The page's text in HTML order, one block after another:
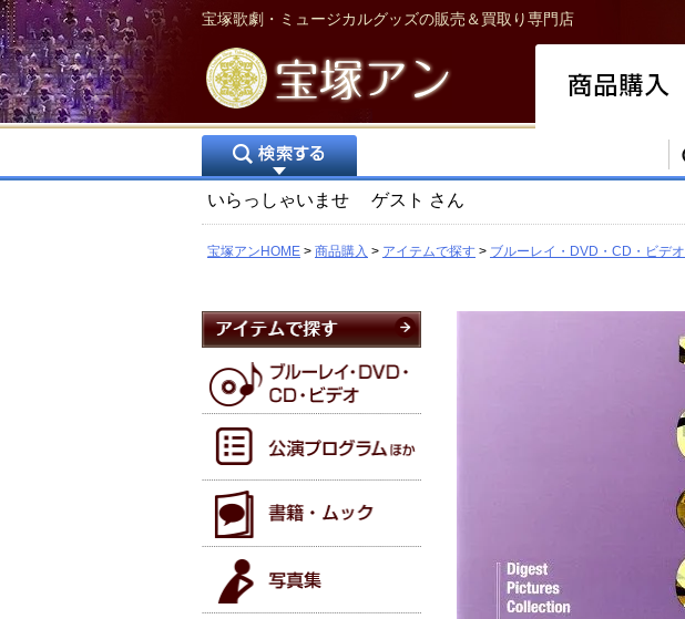
宝塚歌劇・ミュージカルグッズの販売＆買取り専門店
いらっしゃいませ ゲスト さん
宝塚アンHOME 商品購入 アイテムで探す ブルーレイ・DVD・CD・ビデ